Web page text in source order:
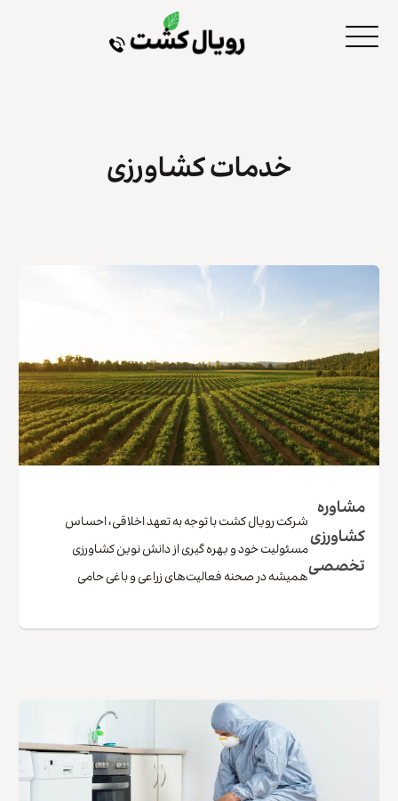
خدمات کشاورزی
مشاوره
کشاورزی
تخصصی
شرکت رویال کشت با توجه به تعهد اخلاقی، احساس
مسئولیت خود و بهره گیری از دانش نوین کشاورزی
همیشه در صحنه فعالیت‌های زراعی و باغی حامی
است و تلاش کرده است با ارائه خدمات مشاوره کشاورزی